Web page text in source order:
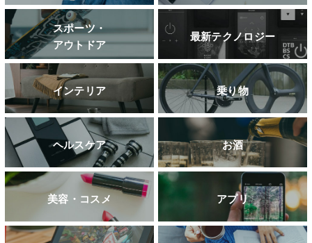
スポーツ・
アウトドア
最新テクノロジー
インテリア 乗り物
ヘルスケア お酒
美容・コスメ アプリ